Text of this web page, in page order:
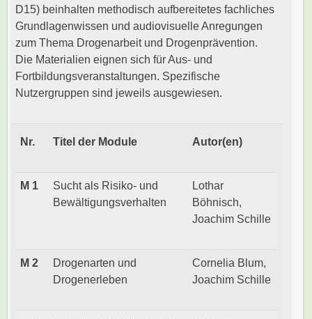
D15) beinhalten methodisch aufbereitetes fachliches
Grundlagenwissen und audiovisuelle Anregungen
zum Thema Drogenarbeit und Drogenprävention.
Die Materialien eignen sich für Aus- und
Fortbildungsveranstaltungen. Spezifische
Nutzergruppen sind jeweils ausgewiesen.
Nr. Titel der Module Autor(en)
M 1
Sucht als Risiko- und
Bewältigungsverhalten
Lothar
Böhnisch,
Joachim Schille
M 2
Drogenarten und
Drogenerleben
Cornelia Blum,
Joachim Schille